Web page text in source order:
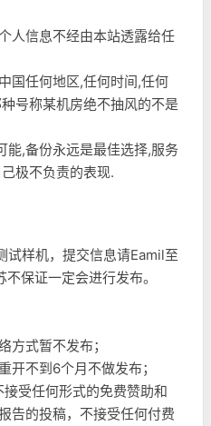
人信息不经由本站透露给任
国任何地区,任何时间,任何
号称某机房绝不抽风的不是
能,备份永远是最佳选择,服务
极不负责的表现.
试样机，提交信息请Eamil至
不保证一定会进行发布。
方式暂不发布；
开不到6个月不做发布；
受任何形式的免费赞助和
告的投稿，不接受任何付费